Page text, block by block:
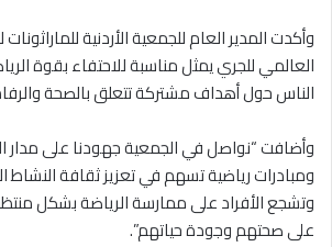
وأكدت المدير العام للجمعية الأردنية للماراثونات
العالمي للجري يمثل مناسبة للاحتفاء بقوة
الناس حول أهداف مشتركة تتعلق بالصحة
وأضافت “نواصل في الجمعية جهودنا على مدار
ومبادرات رياضية تسهم في تعزيز ثقافة النشاط
وتشجع الأفراد على ممارسة الرياضة بشكل
على صحتهم وجودة حياتهم”.